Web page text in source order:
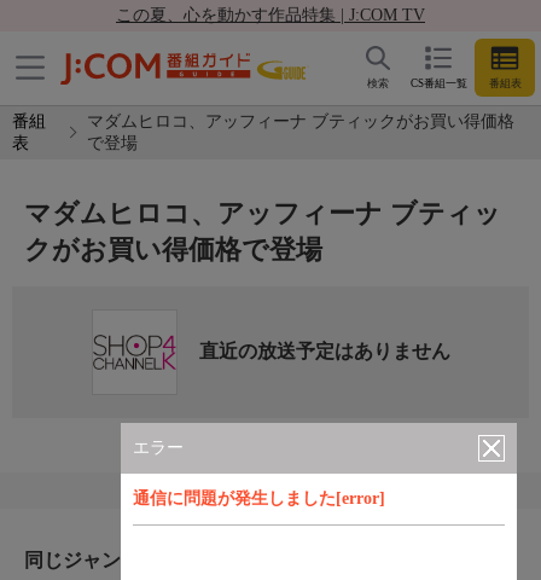
この夏、心を動かす作品特集 | J:COM TV
CS番組一覧 番組表
検索
番組
表
マダムヒロコ、アッフィーナ ブティックがお買い得価格
で登場
エラー
通信に問題が発生しました[error]
マダムヒロコ、アッフィーナ ブティッ
クがお買い得価格で登場
直近の放送予定はありません
同じジャンルのおすすめ番組